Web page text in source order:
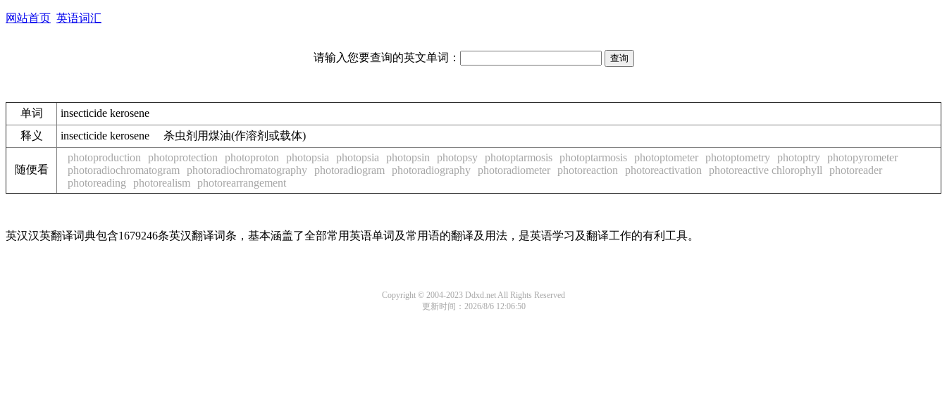
网站首页 英语词汇
请输入您要查询的英文单词：
单词
insecticide kerosene
释义
insecticide kerosene 杀虫剂用煤油(作溶剂或载体)
随便看
photoproduction photoprotection photoproton photopsia photopsia photopsin photopsy photoptarmosis photoptarmosis photoptometer photoptometry photoptry photopyrometer
photoradiochromatogram
photoradiochromatography photoradiogram photoradiography photoradiometer photoreaction photoreactivation photoreactive chlorophyll
photoreader
photoreading
photorealism photorearrangement
英汉汉英翻译词典包含1679246条英汉翻译词条，基本涵盖了全部常用英语单词及常用语的翻译及用法，是英语学习及翻译工作的有利工具。
Copyright © 2004-2023 Ddxd.net All Rights Reserved
更新时间：2026/8/6 12:06:50